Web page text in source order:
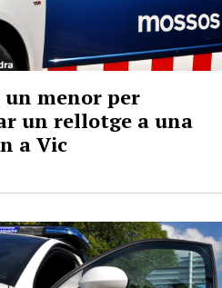
menor per
un rellotge a una
a Vic